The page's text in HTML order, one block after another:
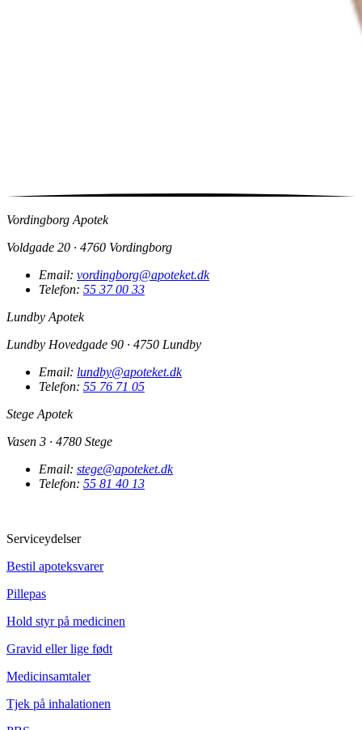
Vordingborg Apotek
Voldgade 20 · 4760 Vordingborg
Email: vordingborg@apoteket.dk
Telefon: 55 37 00 33
Lundby Apotek
Lundby Hovedgade 90 · 4750 Lundby
Email: lundby@apoteket.dk
Telefon: 55 76 71 05
Stege Apotek
Vasen 3 · 4780 Stege
Email: stege@apoteket.dk
Telefon: 55 81 40 13
Serviceydelser
Bestil apoteksvarer
Pillepas
Hold styr på medicinen
Gravid eller lige født
Medicinsamtaler
Tjek på inhalationen